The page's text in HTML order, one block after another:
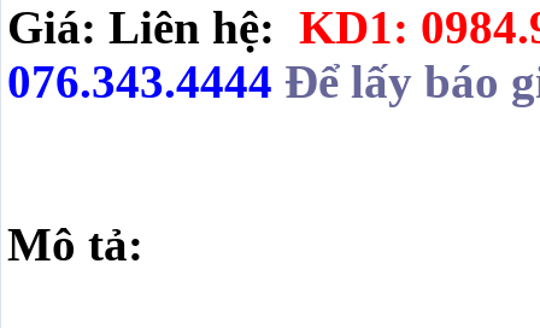
Giá: Liên hệ: KD1:
076.343.4444 Để lấy báo
Mô tả: